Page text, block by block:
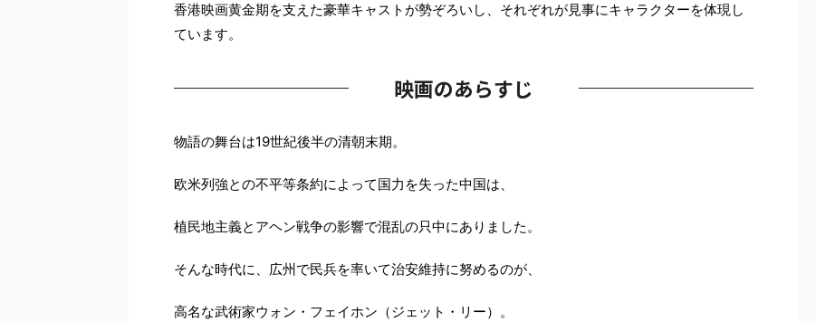
香港映画黄金期を支えた豪華キャストが勢ぞろいし、それぞれが見事にキャラクターを体現し
ています。
映画のあらすじ
物語の舞台は19世紀後半の清朝末期。
欧米列強との不平等条約によって国力を失った中国は、
植民地主義とアヘン戦争の影響で混乱の只中にありました。
そんな時代に、広州で民兵を率いて治安維持に努めるのが、
高名な武術家ウォン・フェイホン（ジェット・リー）。